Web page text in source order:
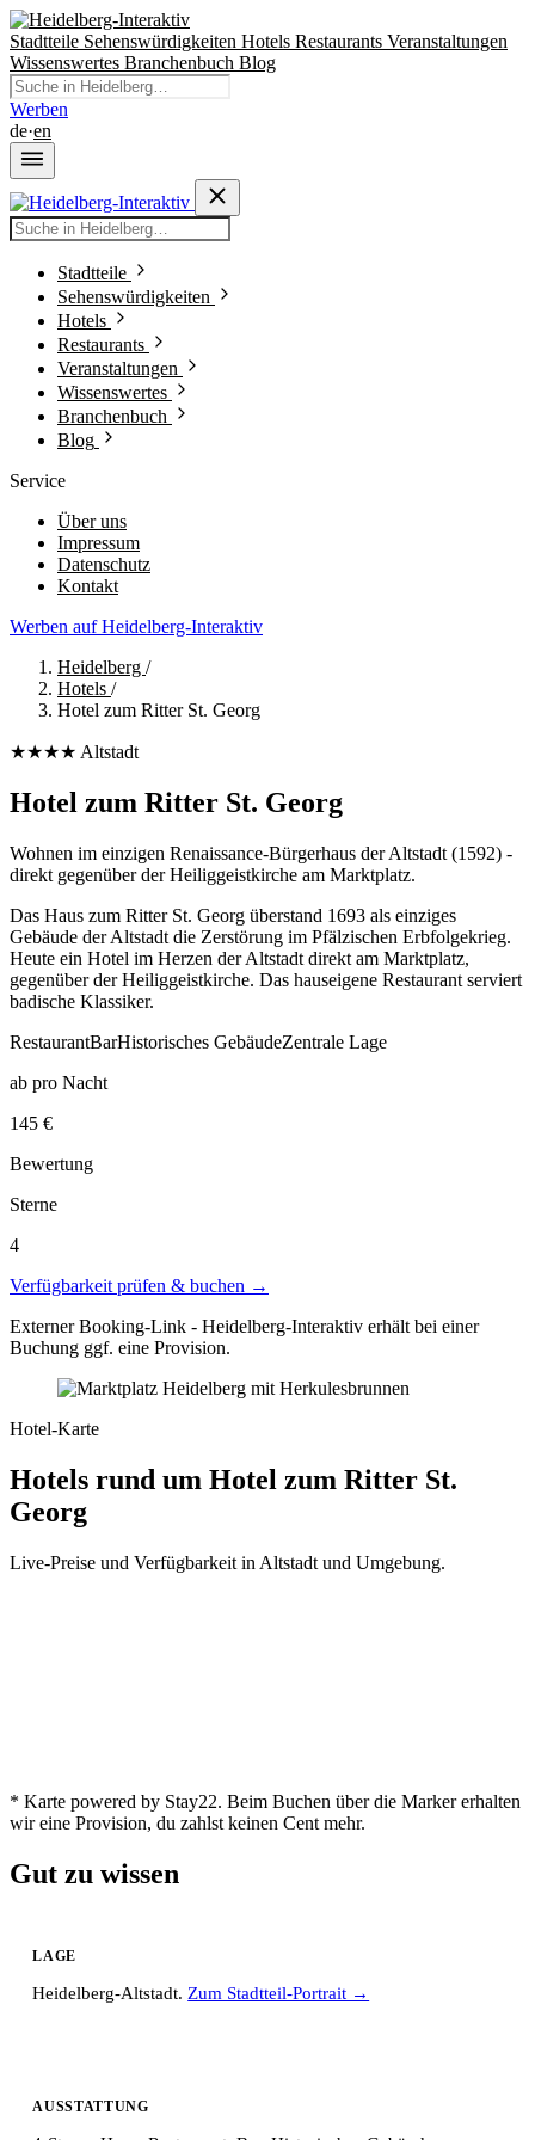
Stadtteile Sehenswürdigkeiten Hotels Restaurants Veranstaltungen
Wissenswertes Branchenbuch Blog
Werben
de·en
Stadtteile
Sehenswürdigkeiten
Hotels
Restaurants
Veranstaltungen
Wissenswertes
Branchenbuch
Blog
Service
Über uns
Impressum
Datenschutz
Kontakt
Werben auf Heidelberg-Interaktiv
Heidelberg /
Hotels /
Hotel zum Ritter St. Georg
★★★★ Altstadt
Hotel zum Ritter St. Georg
Wohnen im einzigen Renaissance-Bürgerhaus der Altstadt (1592) -
direkt gegenüber der Heiliggeistkirche am Marktplatz.
Das Haus zum Ritter St. Georg überstand 1693 als einziges
Gebäude der Altstadt die Zerstörung im Pfälzischen Erbfolgekrieg.
Heute ein Hotel im Herzen der Altstadt direkt am Marktplatz,
gegenüber der Heiliggeistkirche. Das hauseigene Restaurant serviert
badische Klassiker.
RestaurantBarHistorisches GebäudeZentrale Lage
ab pro Nacht
145 €
Bewertung
Sterne
4
Verfügbarkeit prüfen & buchen →
Externer Booking-Link - Heidelberg-Interaktiv erhält bei einer
Buchung ggf. eine Provision.
Hotel-Karte
Hotels rund um Hotel zum Ritter St.
Georg
Live-Preise und Verfügbarkeit in Altstadt und Umgebung.
* Karte powered by Stay22. Beim Buchen über die Marker erhalten
wir eine Provision, du zahlst keinen Cent mehr.
Gut zu wissen
LAGE
Heidelberg-Altstadt.Zum Stadtteil-Portrait →
AUSSTATTUNG